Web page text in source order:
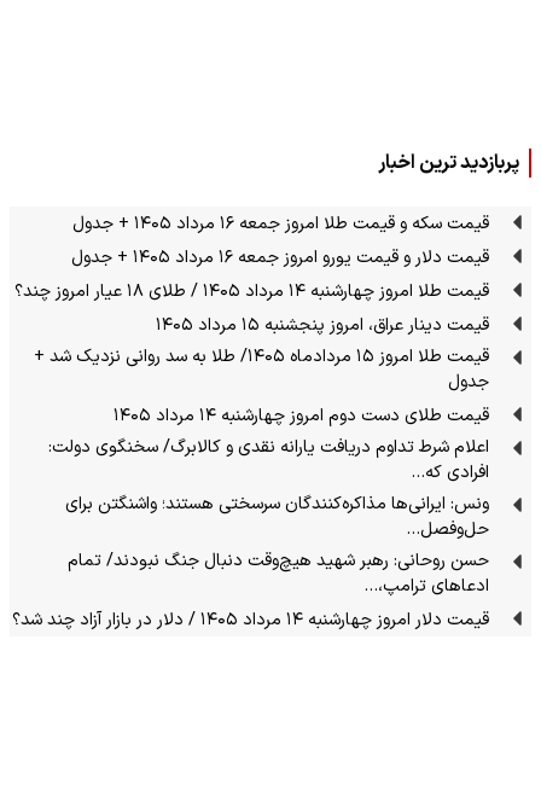
پربازدید ترین اخبار
قیمت سکه و قیمت طلا امروز جمعه ۱۶ مرداد ۱۴۰۵ + جدول
قیمت دلار و قیمت یورو امروز جمعه ۱۶ مرداد ۱۴۰۵ + جدول
قیمت طلا امروز چهارشنبه ۱۴ مرداد ۱۴۰۵ / طلای ۱۸ عیار امروز چند؟
قیمت دینار عراق، امروز پنجشنبه ۱۵ مرداد ۱۴۰۵
قیمت طلا امروز ۱۵ مردادماه ۱۴۰۵/ طلا به سد روانی نزدیک شد +
جدول
قیمت طلای دست دوم امروز چهارشنبه ۱۴ مرداد ۱۴۰۵
اعلام شرط تداوم دریافت یارانه نقدی و کالابرگ/ سخنگوی دولت:
افرادی که…
ونس: ایرانی‌ها مذاکره‌کنندگان سرسختی هستند؛ واشنگتن برای
حل‌وفصل…
حسن روحانی: رهبر شهید هیچ‌وقت دنبال جنگ نبودند/ تمام
ادعاهای ترامپ،…
قیمت دلار امروز چهارشنبه ۱۴ مرداد ۱۴۰۵ / دلار در بازار آزاد چند شد؟